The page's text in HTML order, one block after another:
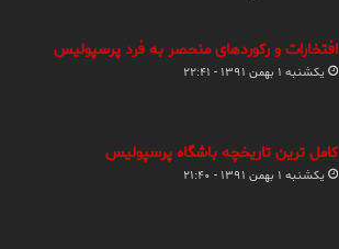
افتخارات و رکوردهای منحصر به فرد پرسپولیس
یکشنبه ۱ بهمن ۱۳۹۱ - ۲۲:۴۱
کامل ترین تاریخچه باشگاه پرسپولیس
یکشنبه ۱ بهمن ۱۳۹۱ - ۲۱:۴۰